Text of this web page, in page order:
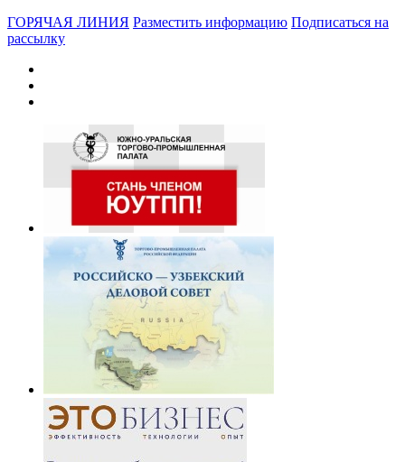
ГОРЯЧАЯ ЛИНИЯ Разместить информацию Подписаться на
рассылку